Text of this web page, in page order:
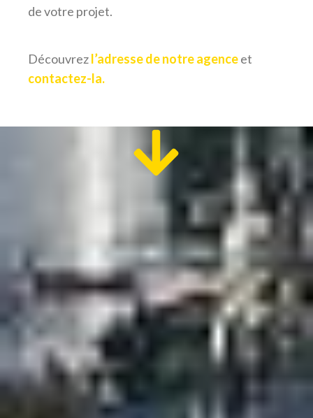
de votre projet.
Découvrezl’adresse de notre agenceet
contactez-la.